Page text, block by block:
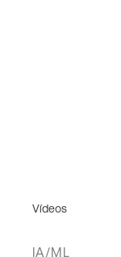
Vídeos
IA/ML